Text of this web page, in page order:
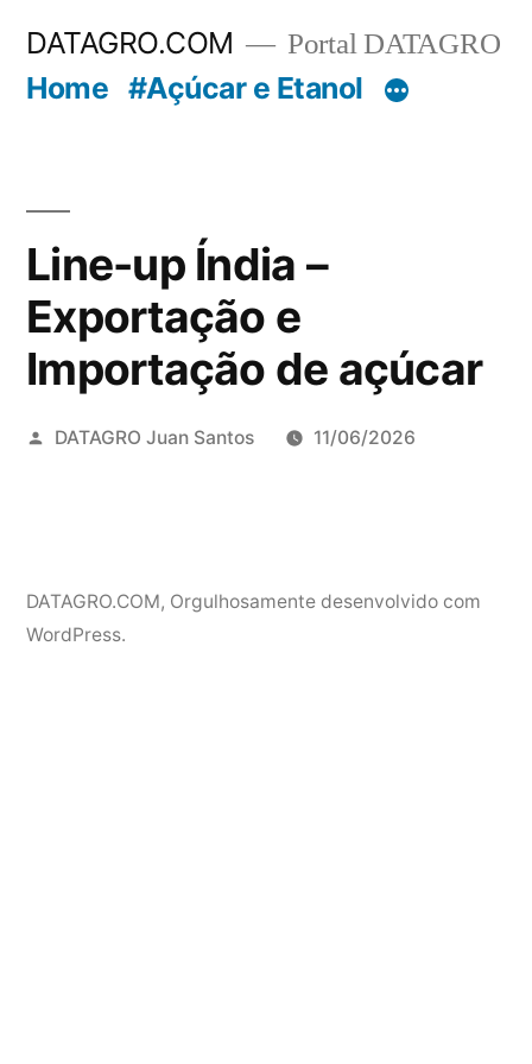
DATAGRO.COM Portal DATAGRO
Home #Açúcar e Etanol
Line-up Índia –
Exportação e
Importação de açúcar
Publicado
DATAGRO Juan Santos 11/06/2026
DATAGRO.COM, Orgulhosamente desenvolvido com
WordPress.